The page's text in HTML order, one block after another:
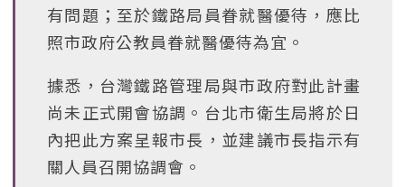
有問題；至於鐵路局員眷就醫優待，應比
照市政府公教員眷就醫優待為宜。
據悉，台灣鐵路管理局與市政府對此計畫
尚未正式開會協調。台北市衛生局將於日
內把此方案呈報市長，並建議市長指示有
關人員召開協調會。